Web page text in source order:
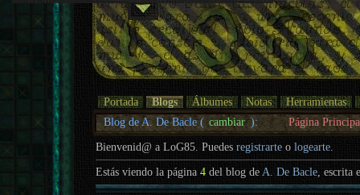
Portada Blogs Álbumes Notas
Herramientas
Blog de A. De Bacle ( cambiar ): Página
Bienvenid@ a LoG85. Puedesregistrarte ologearte.
Estás viendo la página4 del blog de A. De Bacle , escrita